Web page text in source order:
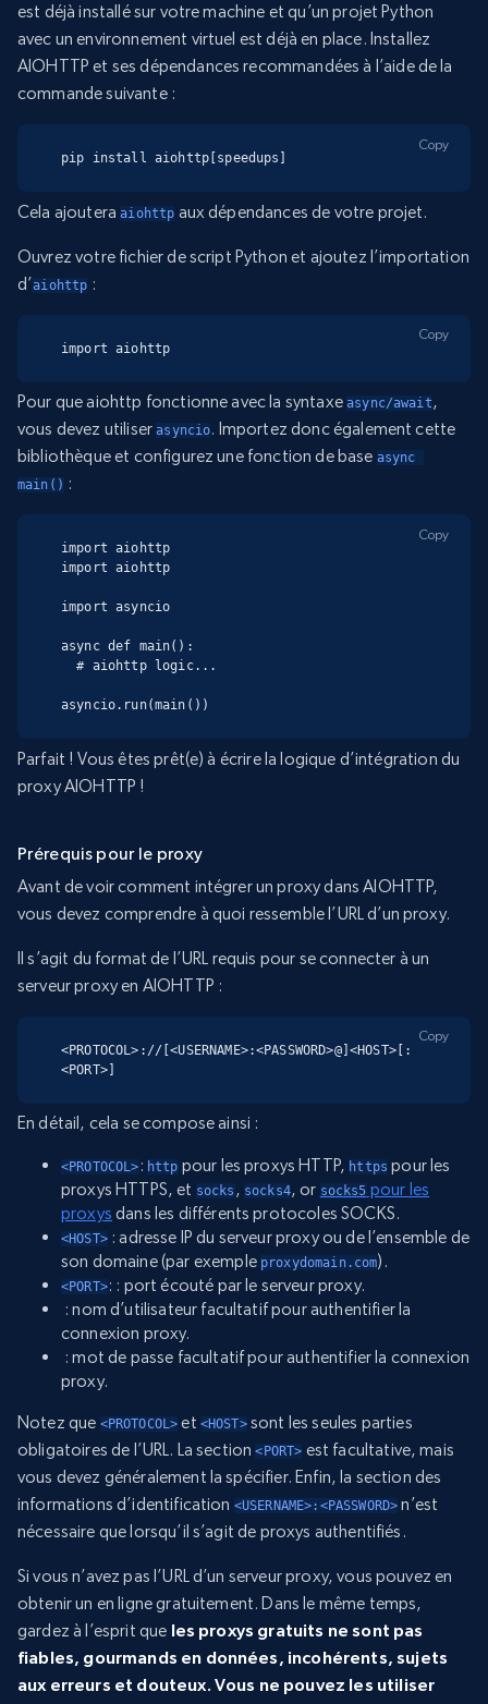
est déjà installé sur votre machine et qu’un projet Python
avec un environnement virtuel est déjà en place. Installez
AIOHTTP et ses dépendances recommandées à l’aide de la
commande suivante :
pip install aiohttp[speedups]
Copy
Cela ajouteraaiohttp aux dépendances de votre projet.
Ouvrez votre fichier de script Python et ajoutez l’importation
d’aiohttp :
import aiohttp
Copy
Pour que aiohttp fonctionne avec la syntaxeasync/await,
vous devez utiliserasyncio. Importez donc également cette
bibliothèque et configurez une fonction de base async
main() :
import aiohttp
import aiohttp
import asyncio
async def main():
  # aiohttp logic...
asyncio.run(main())
Copy
Parfait ! Vous êtes prêt(e) à écrire la logique d’intégration du
proxy AIOHTTP !
Prérequis pour le proxy
Avant de voir comment intégrer un proxy dans AIOHTTP,
vous devez comprendre à quoi ressemble l’URL d’un proxy.
Il s’agit du format de l’URL requis pour se connecter à un
serveur proxy en AIOHTTP :
<PROTOCOL>://[<USERNAME>:<PASSWORD>@]<HOST>[:
<PORT>]
Copy
En détail, cela se compose ainsi :
<PROTOCOL> : http pour les proxys HTTP, https pour les
proxys HTTPS, et socks , socks4, or socks5 pour les
proxys dans les différents protocoles SOCKS.
<HOST>: adresse IP du serveur proxy ou de l’ensemble de
son domaine (par exemple proxydomain.com).
<PORT>: : port écouté par le serveur proxy.
: nom d’utilisateur facultatif pour authentifier la
connexion proxy.
: mot de passe facultatif pour authentifier la connexion
proxy.
Notez que <PROTOCOL> et <HOST>sont les seules parties
obligatoires de l’URL. La section<PORT> est facultative, mais
vous devez généralement la spécifier. Enfin, la section des
informations d’identification <USERNAME>:<PASSWORD> n’est
nécessaire que lorsqu’il s’agit de proxys authentifiés.
Si vous n’avez pas l’URL d’un serveur proxy, vous pouvez en
obtenir un en ligne gratuitement. Dans le même temps,
gardez à l’esprit que les proxys gratuits ne sont pas
fiables, gourmands en données, incohérents, sujets
aux erreurs et douteux. Vous ne pouvez les utiliser